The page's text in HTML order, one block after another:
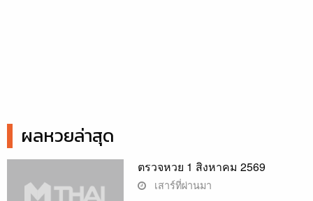
ผลหวยล่าสุด
ตรวจหวย 1 สิงหาคม 2569
เสาร์ที่ผ่านมา